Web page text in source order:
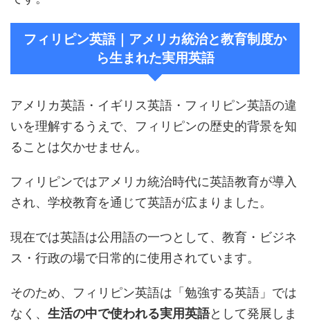
フィリピン英語｜アメリカ統治と教育制度か
ら生まれた実用英語
アメリカ英語・イギリス英語・フィリピン英語の違
いを理解するうえで、フィリピンの歴史的背景を知
ることは欠かせません。
フィリピンではアメリカ統治時代に英語教育が導入
され、学校教育を通じて英語が広まりました。
現在では英語は公用語の一つとして、教育・ビジネ
ス・行政の場で日常的に使用されています。
そのため、フィリピン英語は「勉強する英語」では
なく、 生活の中で使われる実用英語として発展しま